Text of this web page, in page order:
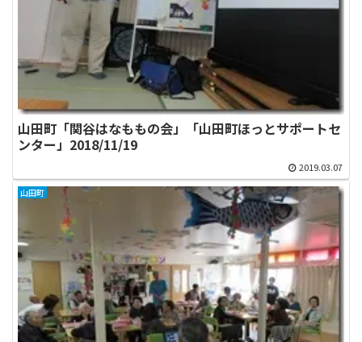
山田町「関谷はなももの会」「山田町ほっとサポートセ
ンター」2018/11/19
2019.03.07
山田町